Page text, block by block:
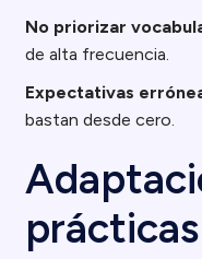
No priorizar
de alta frecuencia.
Expectativas
bastan desde cero.